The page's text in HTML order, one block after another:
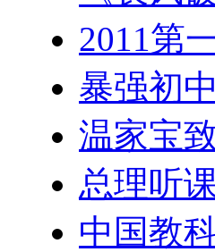
2011第
暴强初
温家宝
总理听
中国教